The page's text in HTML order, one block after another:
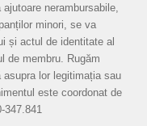
nerambursabile,
minori, se va
și actul de identitate al
de membru. Rugăm
lor legitimația sau
este coordonat de